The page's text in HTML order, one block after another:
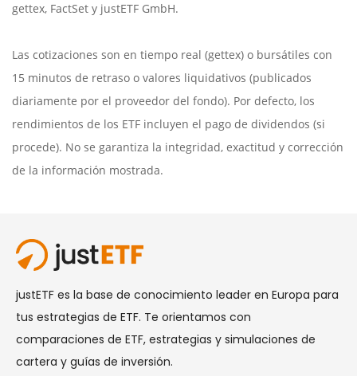
gettex, FactSet y justETF GmbH.
Las cotizaciones son en tiempo real (gettex) o bursátiles con
15 minutos de retraso o valores liquidativos (publicados
diariamente por el proveedor del fondo). Por defecto, los
rendimientos de los ETF incluyen el pago de dividendos (si
procede). No se garantiza la integridad, exactitud y corrección
de la información mostrada.